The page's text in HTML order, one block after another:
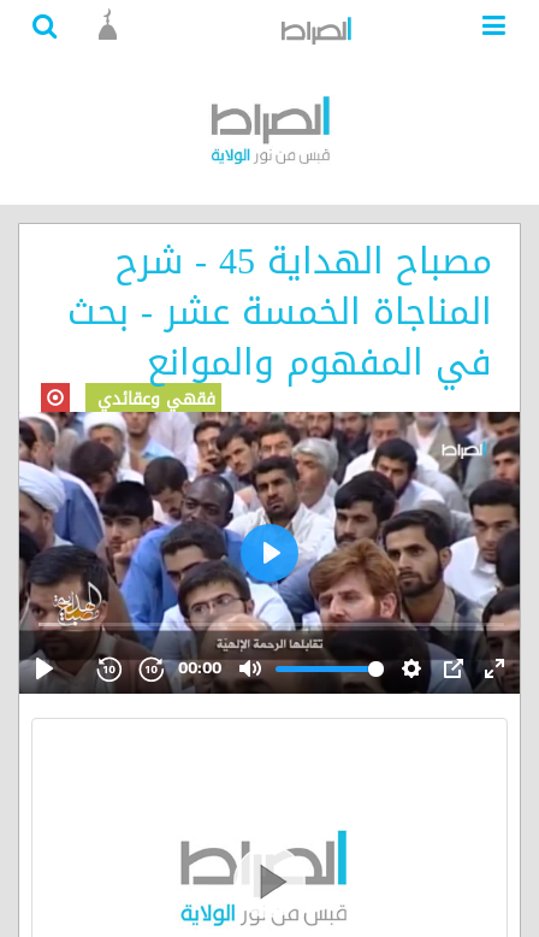
مصباح الهداية 45 - شرح
المناجاة الخمسة عشر - بحث
في المفهوم والموانع
فقهي وعقائدي